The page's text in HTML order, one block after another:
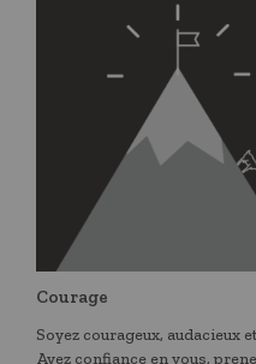
Courage
Soyez courageux, audacieux
Ayez confiance en vous,